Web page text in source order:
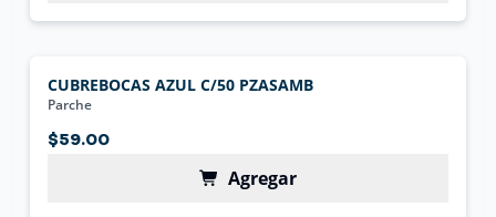
CUBREBOCAS AZUL C/50 PZASAMB
Parche
$59.00
Agregar